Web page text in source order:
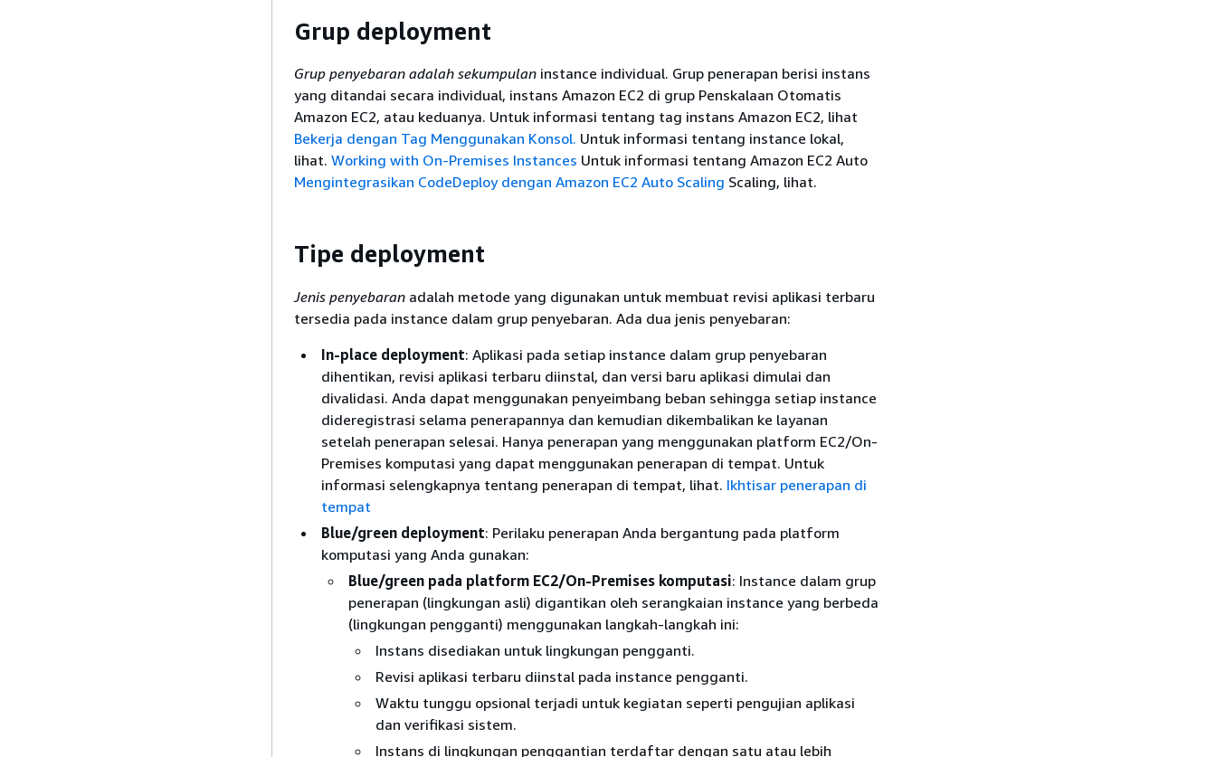
Grup deployment
Grup penyebaran adalah sekumpulan instance individual. Grup penerapan berisi instans
yang ditandai secara individual, instans Amazon EC2 di grup Penskalaan Otomatis
Amazon EC2, atau keduanya. Untuk informasi tentang tag instans Amazon EC2, lihat
Bekerja dengan Tag Menggunakan Konsol. Untuk informasi tentang instance lokal,
lihat. Working with On-Premises Instances Untuk informasi tentang Amazon EC2 Auto
Mengintegrasikan CodeDeploy dengan Amazon EC2 Auto Scaling Scaling, lihat.
Tipe deployment
Jenis penyebaran adalah metode yang digunakan untuk membuat revisi aplikasi terbaru
tersedia pada instance dalam grup penyebaran. Ada dua jenis penyebaran:
In-place deployment: Aplikasi pada setiap instance dalam grup penyebaran
dihentikan, revisi aplikasi terbaru diinstal, dan versi baru aplikasi dimulai dan
divalidasi. Anda dapat menggunakan penyeimbang beban sehingga setiap instance
dideregistrasi selama penerapannya dan kemudian dikembalikan ke layanan
setelah penerapan selesai. Hanya penerapan yang menggunakan platform EC2/On-
Premises komputasi yang dapat menggunakan penerapan di tempat. Untuk
informasi selengkapnya tentang penerapan di tempat, lihat. Ikhtisar penerapan di
tempat
Blue/green deployment: Perilaku penerapan Anda bergantung pada platform
komputasi yang Anda gunakan:
Blue/green pada platform EC2/On-Premises komputasi: Instance dalam grup
penerapan (lingkungan asli) digantikan oleh serangkaian instance yang berbeda
(lingkungan pengganti) menggunakan langkah-langkah ini:
Instans disediakan untuk lingkungan pengganti.
Revisi aplikasi terbaru diinstal pada instance pengganti.
Waktu tunggu opsional terjadi untuk kegiatan seperti pengujian aplikasi
dan verifikasi sistem.
Instans di lingkungan penggantian terdaftar dengan satu atau lebih